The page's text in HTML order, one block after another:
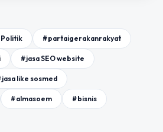
#partaigerakanrakyat
#jasa SEO website
like sosmed
#almasoem #bisnis